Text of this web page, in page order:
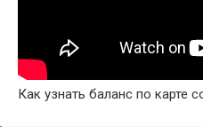
Как узнать баланс по карте